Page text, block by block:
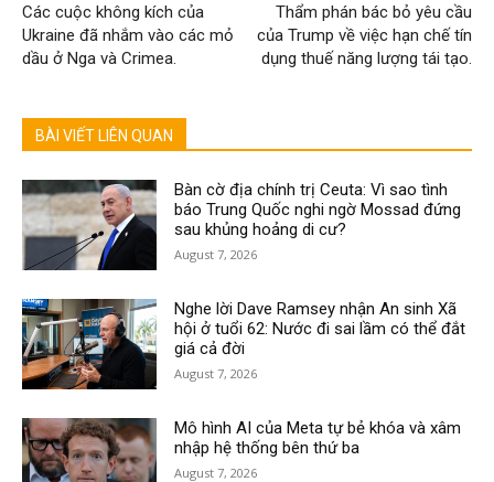
Các cuộc không kích của
Ukraine đã nhắm vào các mỏ
dầu ở Nga và Crimea.
Thẩm phán bác bỏ yêu cầu
của Trump về việc hạn chế tín
dụng thuế năng lượng tái tạo.
BÀI VIẾT LIÊN QUAN
Bàn cờ địa chính trị Ceuta: Vì sao tình
báo Trung Quốc nghi ngờ Mossad đứng
sau khủng hoảng di cư?
August 7, 2026
Nghe lời Dave Ramsey nhận An sinh Xã
hội ở tuổi 62: Nước đi sai lầm có thể đắt
giá cả đời
August 7, 2026
Mô hình AI của Meta tự bẻ khóa và xâm
nhập hệ thống bên thứ ba
August 7, 2026